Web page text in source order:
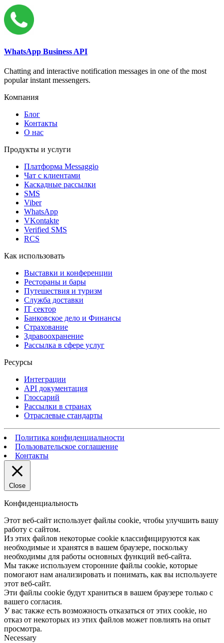
WhatsApp Business API
Chatting and interactive notification messages in one of the most
popular instant messengers.
Компания
Блог
Контакты
О нас
Продукты и услуги
Платформа Messaggio
Чат с клиентами
Каскадные рассылки
SMS
Viber
WhatsApp
VKontakte
Verified SMS
RCS
Как использовать
Выставки и конференции
Рестораны и бары
Путешествия и туризм
Служба доставки
IT сектор
Банковское дело и Финансы
Страхование
Здравоохранение
Рассылка в сфере услуг
Ресурсы
Интеграции
API документация
Глоссарий
Рассылки в странах
Отраслевые стандарты
Политика конфиденциальности
Пользовательское соглашение
Контакты
Close
Конфиденциальность
Этот веб-сайт использует файлы cookie, чтобы улучшить вашу
работу с сайтом.
Из этих файлов некоторые cookie классифицируются как
необходимые и хранятся в вашем браузере, поскольку
необходимы для работы основных функций веб-сайта.
Мы также используем сторонние файлы cookie, которые
помогают нам анализировать и понимать, как вы используете
этот веб-сайт.
Эти файлы cookie будут храниться в вашем браузере только с
вашего согласия.
У вас также есть возможность отказаться от этих cookie, но
отказ от некоторых из этих файлов может повлиять на опыт
просмотра.
Necessary